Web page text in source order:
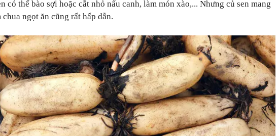
có thể bào sợi hoặc cắt nhỏ nấu canh, làm món xào,... Nhưng củ sen mang
chua ngọt ăn cũng rất hấp dẫn.